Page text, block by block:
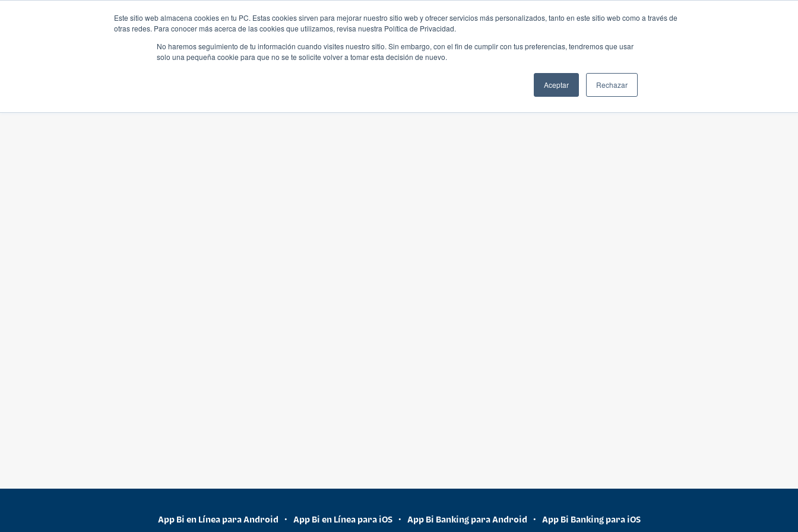
Este sitio web almacena cookies en tu PC. Estas cookies sirven para mejorar nuestro sitio web y ofrecer servicios más personalizados, tanto en este sitio web como a través de
otras redes. Para conocer más acerca de las cookies que utilizamos, revisa nuestra Política de Privacidad.
No haremos seguimiento de tu información cuando visites nuestro sitio. Sin embargo, con el fin de cumplir con tus preferencias, tendremos que usar
solo una pequeña cookie para que no se te solicite volver a tomar esta decisión de nuevo.
Aceptar Rechazar
App Bi en Línea para Android • App Bi en Línea para iOS • App Bi Banking para Android • App Bi Banking para iOS